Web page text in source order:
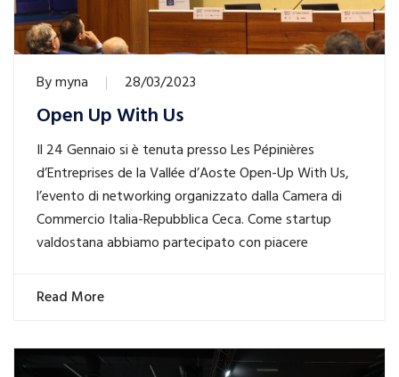
Bymyna 28/03/2023
Open Up With Us
Il 24 Gennaio si è tenuta presso Les Pépinières
d’Entreprises de la Vallée d’Aoste Open-Up With Us,
l’evento di networking organizzato dalla Camera di
Commercio Italia-Repubblica Ceca. Come startup
valdostana abbiamo partecipato con piacere
Read More